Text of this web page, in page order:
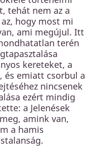
tehát nem az a
hogy most mi
ami megújul. Itt
terén
kereteket, a
és emiatt csorbul a
nincsenek
ezért mindig
a Jelenések
amink van,
a hamis